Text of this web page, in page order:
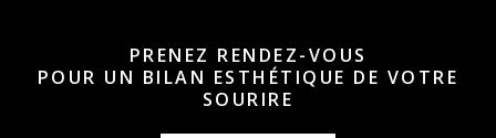
PRENEZ RENDEZ-VOUS
POUR UN BILAN ESTHÉTIQUE DE VOTRE
SOURIRE